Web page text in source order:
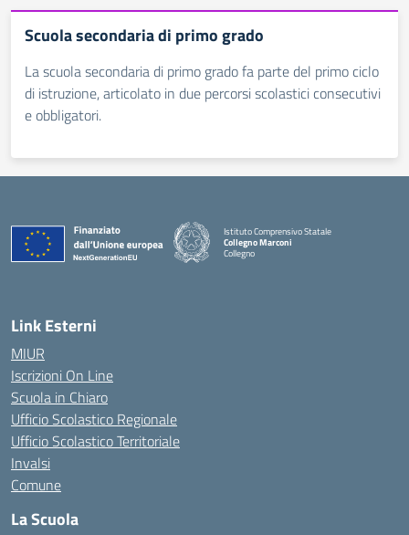
Scuola secondaria di primo grado
La scuola secondaria di primo grado fa parte del primo ciclo
di istruzione, articolato in due percorsi scolastici consecutivi
e obbligatori.
Istituto Comprensivo Statale
Collegno Marconi
Collegno
Link Esterni
MIUR
Iscrizioni On Line
Scuola in Chiaro
Ufficio Scolastico Regionale
Ufficio Scolastico Territoriale
Invalsi
Comune
La Scuola